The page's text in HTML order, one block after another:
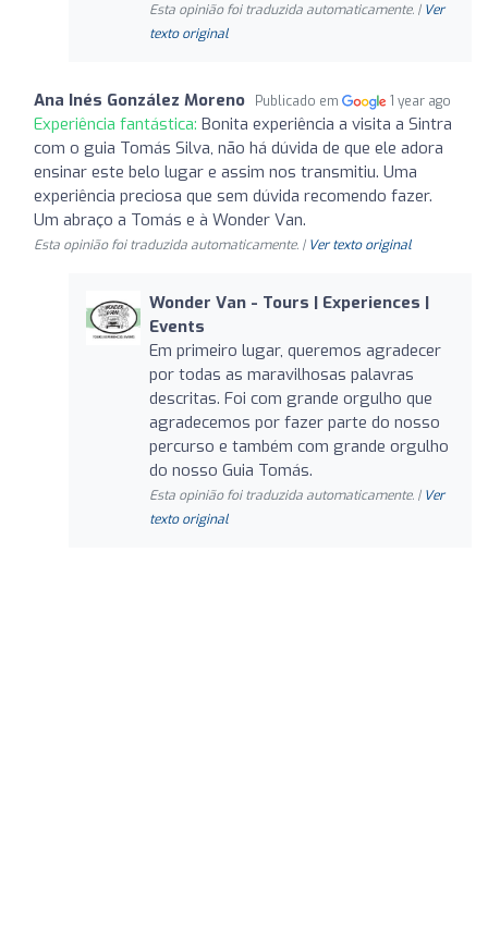
Esta opinião foi traduzida automaticamente. | Ver
texto original
Ana Inés González Moreno Publicado em 1 year ago
Experiência fantástica: Bonita experiência a visita a Sintra
com o guia Tomás Silva, não há dúvida de que ele adora
ensinar este belo lugar e assim nos transmitiu. Uma
experiência preciosa que sem dúvida recomendo fazer.
Um abraço a Tomás e à Wonder Van.
Esta opinião foi traduzida automaticamente. | Ver texto original
Wonder Van - Tours | Experiences |
Events
Em primeiro lugar, queremos agradecer
por todas as maravilhosas palavras
descritas. Foi com grande orgulho que
agradecemos por fazer parte do nosso
percurso e também com grande orgulho
do nosso Guia Tomás.
Esta opinião foi traduzida automaticamente. | Ver
texto original